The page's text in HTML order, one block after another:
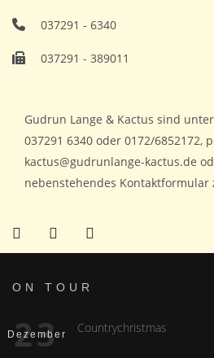
037291 - 6340
037291 - 389011
Gudrun Lange & Kactus sind
037291 6340 oder 0172/6852172,
kactus@gudrunlange-kactus.de
nebenstehendes Kontaktformular
ON TOUR
23
Dezember Countrychristmas